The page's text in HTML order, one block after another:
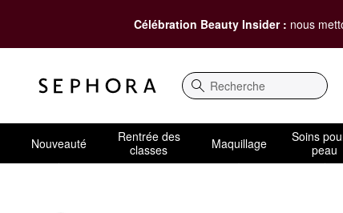
Célébration Beauty Insider : nous
Recherche
Nouveauté
Rentrée des
classes
Maquillage
Soins
peau